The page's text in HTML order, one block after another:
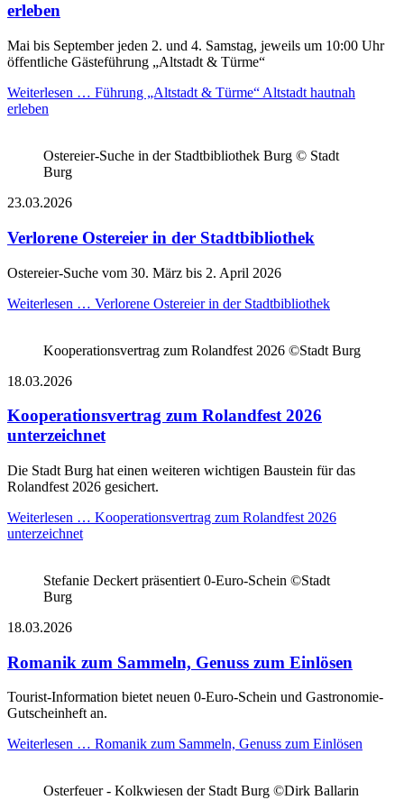
erleben
Mai bis September jeden 2. und 4. Samstag, jeweils um 10:00 Uhr
öffentliche Gästeführung „Altstadt & Türme“
Weiterlesen … Führung „Altstadt & Türme“ Altstadt hautnah
erleben
Ostereier-Suche in der Stadtbibliothek Burg © Stadt
Burg
23.03.2026
Verlorene Ostereier in der Stadtbibliothek
Ostereier-Suche vom 30. März bis 2. April 2026
Weiterlesen … Verlorene Ostereier in der Stadtbibliothek
Kooperationsvertrag zum Rolandfest 2026 ©Stadt Burg
18.03.2026
Kooperationsvertrag zum Rolandfest 2026
unterzeichnet
Die Stadt Burg hat einen weiteren wichtigen Baustein für das
Rolandfest 2026 gesichert.
Weiterlesen … Kooperationsvertrag zum Rolandfest 2026
unterzeichnet
Stefanie Deckert präsentiert 0-Euro-Schein ©Stadt
Burg
18.03.2026
Romanik zum Sammeln, Genuss zum Einlösen
Tourist-Information bietet neuen 0-Euro-Schein und Gastronomie-
Gutscheinheft an.
Weiterlesen … Romanik zum Sammeln, Genuss zum Einlösen
Osterfeuer - Kolkwiesen der Stadt Burg ©Dirk Ballarin